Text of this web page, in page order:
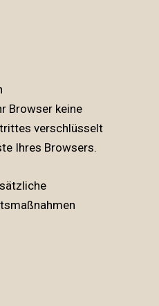
Browser keine
verschlüsselt
Ihres Browsers.